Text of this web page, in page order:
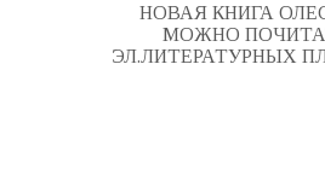
НОВАЯ КНИГА
МОЖНО
ЭЛ.ЛИТЕРАТУРНЫХ